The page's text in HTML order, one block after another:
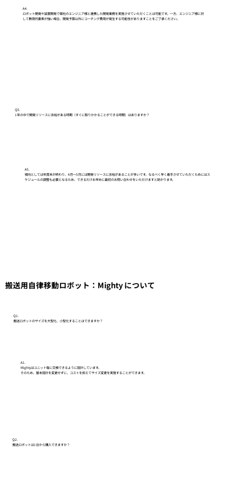
A4.
ロボット開発や装置開発で御社のエンジニア様と連携した開発業務を実施させていただくことは可能です。一方、エンジニア様に対
して教育的要素が強い場合、開発予算以外にコーチング費用が発生する可能性がありますことをご了承ください。
Q5.
1年の中で開発リソースに余裕がある時期（すぐに取りかかることができる時期）はありますか？
A5.
傾向としては年度末が終わり、4月～5月には開発リソースに余裕があることが多いです。なるべく早く着手させていただくためにはス
ケジュールの調整も必要となるため、できるだけお早めに最初のお問い合わせをいただけますと助かります。
​搬送用自律移動ロボット：Mighty について
Q1.
搬送ロボットのサイズを大型化、小型化することはできますか？
A1.
Mightyはユニット毎に交換できるように設計しています。
そのため、基本設計を変更せずに、コストを抑えてサイズ変更を実施することができます。
Q2.
搬送ロボットは1台から購入できますか？